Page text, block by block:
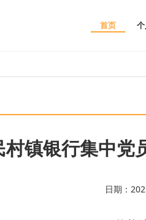
首页
村镇银行集中党
日期：